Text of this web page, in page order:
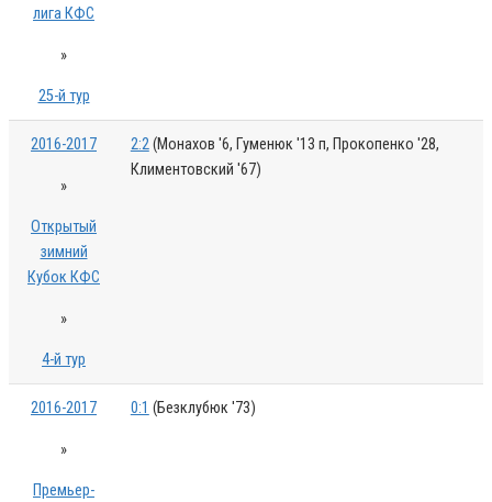
лига КФС
»
25-й тур
2016-2017
»
Открытый
зимний
Кубок КФС
»
4-й тур
2:2(Монахов '6, Гуменюк '13 п, Прокопенко '28,
Климентовский '67)
2016-2017
»
Премьер-
0:1 (Безклубюк '73)